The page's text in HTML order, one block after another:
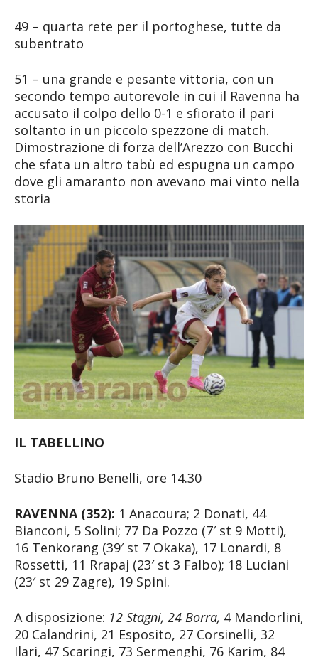
49 – quarta rete per il portoghese, tutte da
subentrato
51 – una grande e pesante vittoria, con un
secondo tempo autorevole in cui il Ravenna ha
accusato il colpo dello 0-1 e sfiorato il pari
soltanto in un piccolo spezzone di match.
Dimostrazione di forza dell’Arezzo con Bucchi
che sfata un altro tabù ed espugna un campo
dove gli amaranto non avevano mai vinto nella
storia
IL TABELLINO
Stadio Bruno Benelli, ore 14.30
RAVENNA (352): 1 Anacoura; 2 Donati, 44
Bianconi, 5 Solini; 77 Da Pozzo (7′ st 9 Motti),
16 Tenkorang (39′ st 7 Okaka), 17 Lonardi, 8
Rossetti, 11 Rrapaj (23′ st 3 Falbo); 18 Luciani
(23′ st 29 Zagre), 19 Spini.
A disposizione: 12 Stagni, 24 Borra, 4 Mandorlini,
20 Calandrini, 21 Esposito, 27 Corsinelli, 32
Ilari, 47 Scaringi, 73 Sermenghi, 76 Karim, 84